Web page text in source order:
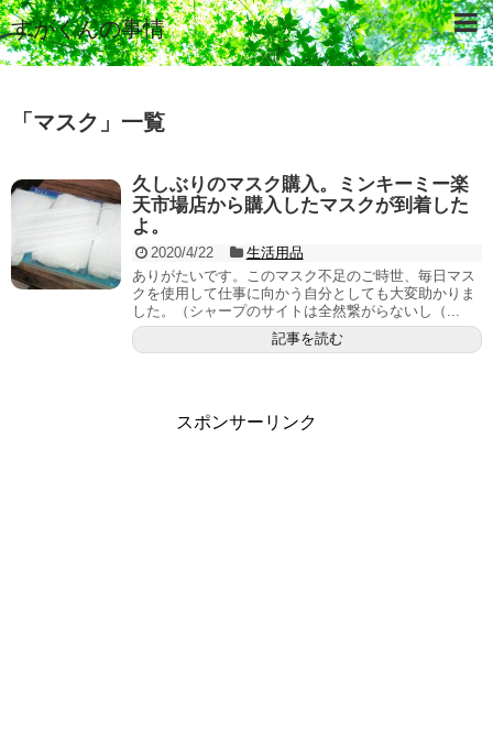
すがくんの事情
「 マスク 」 一覧
久しぶりのマスク購入。ミンキーミー楽
天市場店から購入したマスクが到着した
よ。
2020/4/22
生活用品
ありがたいです。このマスク不足のご時世、毎日マス
クを使用して仕事に向かう自分としても大変助かりま
した。（シャープのサイトは全然繋がらないし（...
記事を読む
スポンサーリンク